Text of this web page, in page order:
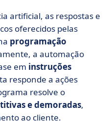
artificial, as respostas e
oferecidos pelas
programação
a automação
em instruções
responde a ações
resolve o
e demoradas,
ao cliente.